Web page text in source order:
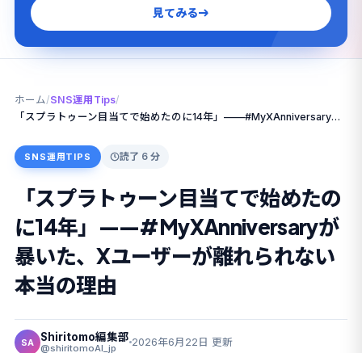
見てみる
ホーム /SNS運用Tips/
「スプラトゥーン目当てで始めたのに14年」——#MyXAnniversaryが暴いた、Xユーザーが離れられない本当の理由
SNS運用TIPS 読了 6 分
「スプラトゥーン目当てで始めたの
に14年」——#MyXAnniversaryが
暴いた、Xユーザーが離れられない
本当の理由
SA Shiritomo編集部
@shiritomoAI_jp 2026年6月22日 更新